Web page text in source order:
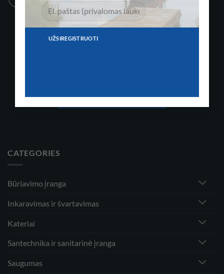
GRĮŽTI Į PARDUOTUVĘ
CATEGORIES
Būriavimo įranga
Inkaravimas ir švartavimas
Kateriai
Santechnika ir sanitarinė įranga
Saugumas